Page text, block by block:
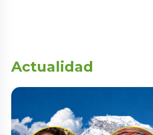
Actualidad